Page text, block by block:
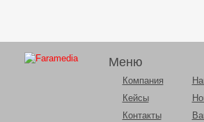
Меню
Компания
Кейсы
Контакты